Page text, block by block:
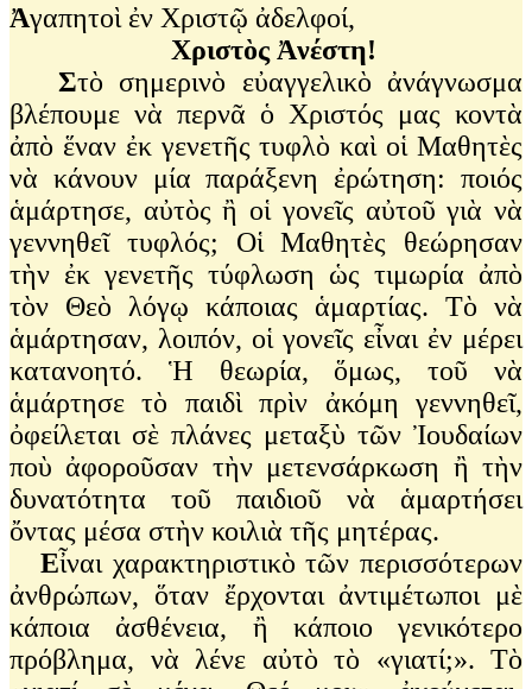
Ἀγαπητοὶ ἐν Χριστῷ ἀδελφοί,
Χριστὸς Ἀνέστη!
Στὸ σημερινὸ εὐαγγελικὸ ἀνάγνωσμα
βλέπουμε νὰ περνᾶ ὁ Χριστός μας κοντὰ
ἀπὸ ἕναν ἐκ γενετῆς τυφλὸ καὶ οἱ Μαθητὲς
νὰ κάνουν μία παράξενη ἐρώτηση: ποιός
ἁμάρτησε, αὐτὸς ἢ οἱ γονεῖς αὐτοῦ γιὰ νὰ
γεννηθεῖ τυφλός; Οἱ Μαθητὲς θεώρησαν
τὴν ἐκ γενετῆς τύφλωση ὡς τιμωρία ἀπὸ
τὸν Θεὸ λόγῳ κάποιας ἁμαρτίας. Τὸ νὰ
ἁμάρτησαν, λοιπόν, οἱ γονεῖς εἶναι ἐν μέρει
κατανοητό. Ἡ θεωρία, ὅμως, τοῦ νὰ
ἁμάρτησε τὸ παιδὶ πρὶν ἀκόμη γεννηθεῖ,
ὀφείλεται σὲ πλάνες μεταξὺ τῶν Ἰουδαίων
ποὺ ἀφοροῦσαν τὴν μετενσάρκωση ἢ τὴν
δυνατότητα τοῦ παιδιοῦ νὰ ἁμαρτήσει
ὄντας μέσα στὴν κοιλιὰ τῆς μητέρας.
Εἶναι χαρακτηριστικὸ τῶν περισσότερων
ἀνθρώπων, ὅταν ἔρχονται ἀντιμέτωποι μὲ
κάποια ἀσθένεια, ἢ κάποιο γενικότερο
πρόβλημα, νὰ λένε αὐτὸ τὸ «γιατί;». Τὸ